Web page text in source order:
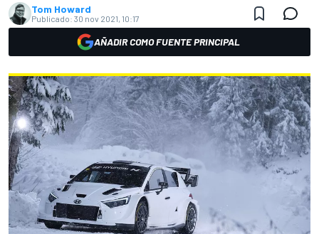
Tom Howard
Publicado: 30 nov 2021, 10:17
AÑADIR COMO FUENTE PRINCIPAL